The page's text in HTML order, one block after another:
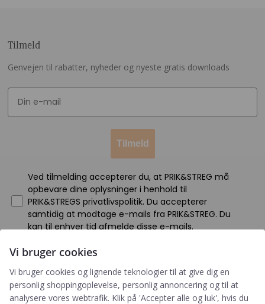
Har du et spørgsmål?
Du kan kontakte vores kundeservice på:
Tilmeld
Genvejen til rabatter, nyheder og nyeste gratis downloads
Tilmeld
Ved tilmelding accepterer du, at PRIK&STREG må
opbevare dine oplysninger i henhold til
PRIK&STREGS privatlivspolitik. Du accepterer
samtidig at modtage e-mails fra PRIK&STREG. Du
kan til enhver tid afmelde disse e-mails.
Vi bruger cookies
Vi bruger cookies og lignende teknologier til at give dig en
personlig shoppingoplevelse, personlig annoncering og til at
analysere vores webtrafik. Klik på 'Accepter alle og luk', hvis du